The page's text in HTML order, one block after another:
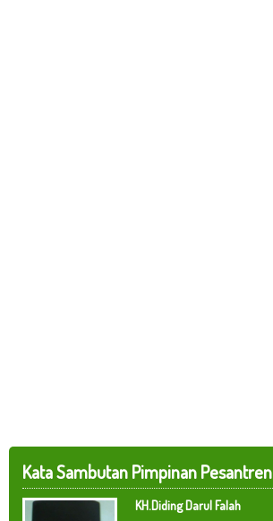
Kata Sambutan Pimpinan Pesantren
KH.Diding Darul Falah